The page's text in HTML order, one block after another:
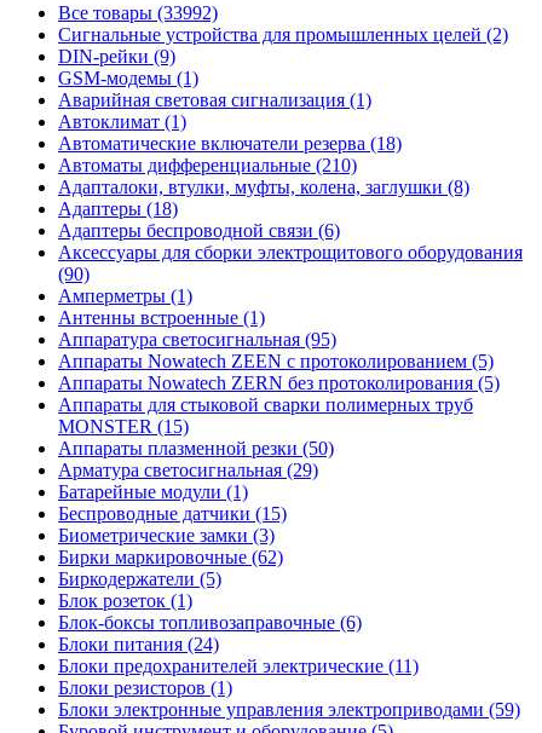
Все товары (33992)
Cигнальные устройства для промышленных целей (2)
DIN-рейки (9)
GSM-модемы (1)
Аварийная световая сигнализация (1)
Автоклимат (1)
Автоматические включатели резерва (18)
Автоматы дифференциальные (210)
Адапталоки, втулки, муфты, колена, заглушки (8)
Адаптеры (18)
Адаптеры беспроводной связи (6)
Аксессуары для сборки электрощитового оборудования
(90)
Амперметры (1)
Антенны встроенные (1)
Аппаратура светосигнальная (95)
Аппараты Nowatech ZEEN c протоколированием (5)
Аппараты Nowatech ZERN без протоколирования (5)
Аппараты для стыковой сварки полимерных труб
MONSTER (15)
Аппараты плазменной резки (50)
Арматура светосигнальная (29)
Батарейные модули (1)
Беспроводные датчики (15)
Биометрические замки (3)
Бирки маркировочные (62)
Биркодержатели (5)
Блок розеток (1)
Блок-боксы топливозаправочные (6)
Блоки питания (24)
Блоки предохранителей электрические (11)
Блоки резисторов (1)
Блоки электронные управления электроприводами (59)